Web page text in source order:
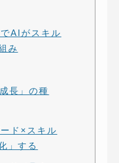
AIがスキル
み
長」の種
ド×スキル
」する